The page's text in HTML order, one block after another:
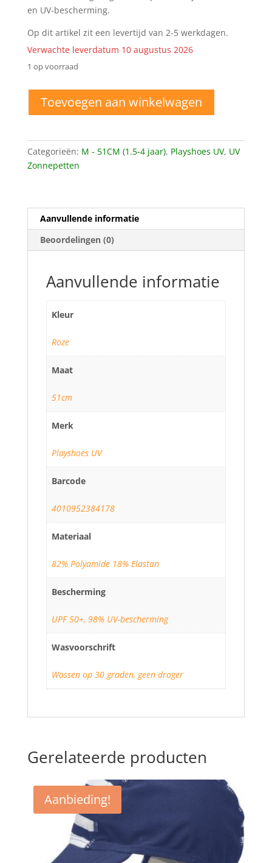
en UV-bescherming.
Op dit artikel zit een levertijd van 2-5 werkdagen.
Verwachte leverdatum 10 augustus 2026
1 op voorraad
UV
werende
kinderen
Bloem
aantal
Toevoegen aan winkelwagen
Categorieën: M - 51CM (1.5-4 jaar), Playshoes UV, UV
Zonnepetten
Aanvullende informatie
Beoordelingen (0)
Aanvullende informatie
Kleur
Roze
Maat
51cm
Merk
Playshoes UV
Barcode
4010952384178
Materiaal
82% Polyamide 18% Elastan
Bescherming
UPF 50+, 98% UV-bescherming
Wasvoorschrift
Wassen op 30 graden, geen droger
Gerelateerde producten
Aanbieding!